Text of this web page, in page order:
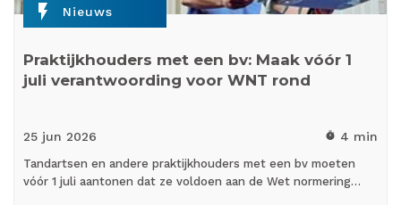
flash_on Nieuws
Praktijkhouders met een bv: Maak vóór 1
juli verantwoording voor WNT rond
25 jun 2026 timer 4 min
Tandartsen en andere praktijkhouders met een bv moeten
vóór 1 juli aantonen dat ze voldoen aan de Wet normering…